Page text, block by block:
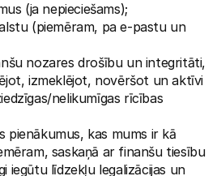
(ja nepieciešams);
(piemēram, pa e-pastu un
nozares drošību un integritāti,
izmeklējot, novēršot un aktīvi
nelikumīgas rīcības
pienākumus, kas mums ir kā
saskaņā ar finanšu tiesību
iegūtu līdzekļu legalizācijas un